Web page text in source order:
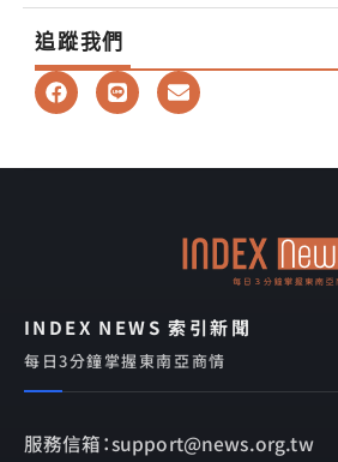
追蹤我們
F
a
b
L
i
E
n
l
INDEX NEWS 索引新聞
每日3分鐘掌握東南亞商情
服務信箱：support@news.org.tw